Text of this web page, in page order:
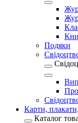
Подяки
Карти,
Каталог